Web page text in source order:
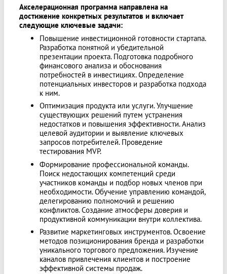
Акселерационная программа направлена на
достижение конкретных результатов и включает
следующие ключевые задачи:
Повышение инвестиционной готовности стартапа.
Разработка понятной и убедительной
презентации проекта. Подготовка подробного
финансового анализа и обоснования
потребностей в инвестициях. Определение
потенциальных инвесторов и разработка подхода
к ним.
Оптимизация продукта или услуги. Улучшение
существующих решений путем устранения
недостатков и повышения эффективности. Анализ
целевой аудитории и выявление ключевых
запросов потребителей. Проведение
тестирования MVP.
Формирование профессиональной команды.
Поиск недостающих компетенций среди
участников команды и подбор новых членов при
необходимости. Обучение управлению командой,
делегированию полномочий и решению
конфликтов. Создание атмосферы доверия и
продуктивной коммуникации внутри коллектива.
Развитие маркетинговых инструментов. Освоение
методов позиционирования бренда и разработки
уникального торгового предложения. Изучение
каналов привлечения клиентов и построение
эффективной системы продаж.